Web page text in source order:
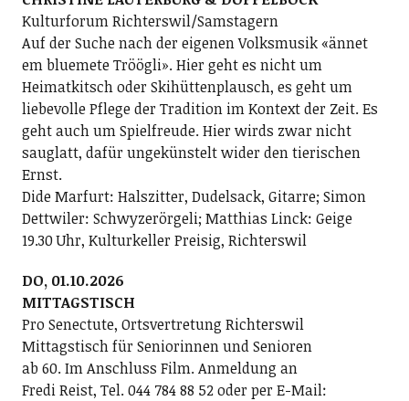
Kulturforum Richterswil/Samstagern
Auf der Suche nach der eigenen Volksmusik «ännet
em bluemete Tröögli». Hier geht es nicht um
Heimatkitsch oder Skihüttenplausch, es geht um
liebevolle Pflege der Tradition im Kontext der Zeit. Es
geht auch um Spielfreude. Hier wirds zwar nicht
sauglatt, dafür ungekünstelt wider den tierischen
Ernst.
Dide Marfurt: Halszitter, Dudelsack, Gitarre; ­Simon
Dettwiler: Schwyzerörgeli; Matthias Linck: Geige
19.30 Uhr, Kulturkeller Preisig, Richterswil
DO, 01.10.2026
MITTAGSTISCH
Pro Senectute, Ortsvertretung Richterswil
Mittagstisch für Seniorinnen und Senioren
ab 60. Im Anschluss Film. Anmeldung an
Fredi Reist, Tel. 044 784 88 52 oder per E-Mail: